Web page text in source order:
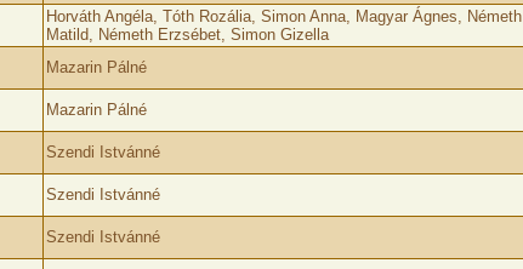
Horváth Angéla, Tóth Rozália, Simon Anna, Magyar Ágnes, Németh
Matild, Németh Erzsébet, Simon Gizella
Mazarin Pálné
Mazarin Pálné
Szendi Istvánné
Szendi Istvánné
Szendi Istvánné